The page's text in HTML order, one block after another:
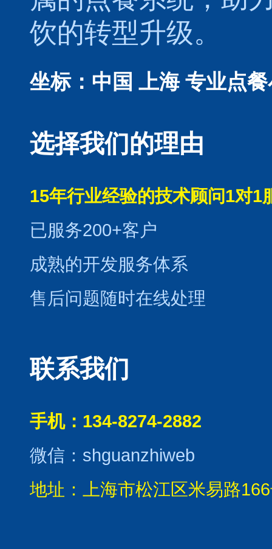
饮的转型升级。
坐标：中国 上海 专业点
选择我们的理由
15年行业经验的技术顾问1对1
已服务200+客户
成熟的开发服务体系
售后问题随时在线处理
联系我们
手机：134-8274-2882
微信：shguanzhiweb
地址：上海市松江区米易路